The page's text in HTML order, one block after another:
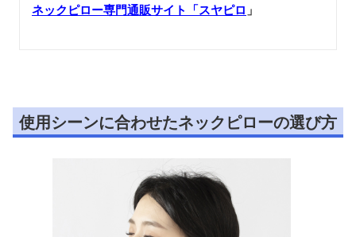
ネックピロー専門通販サイト「スヤピロ 」
使用シーンに合わせたネックピローの選び方